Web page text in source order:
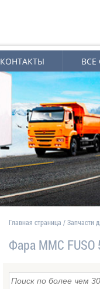
КОНТАКТЫ
Главная страница /Запчасти
Фара MMC